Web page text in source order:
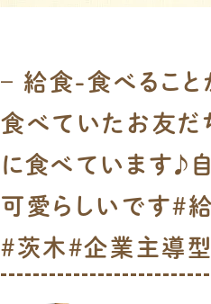
– 給食-食べるこ
食べていたお友だ
に食べています♪
可愛らしいです️#
#茨木#企業主導